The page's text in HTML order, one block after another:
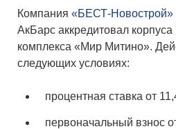
О КОМПАНИИ
Компания «БЕСТ-Новострой»
АкБарс аккредитовал
комплекса «Мир Митино».
следующих условиях:
процентная ставка от
первоначальный взнос